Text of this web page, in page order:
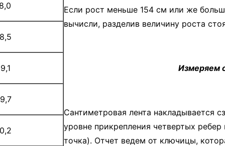
Если рост меньше 154 см или же
вычисли, разделив величину роста
Измеряем
Сантиметровая лента накладывается
уровне прикрепления четвертых
точка). Отчет ведем от ключицы,